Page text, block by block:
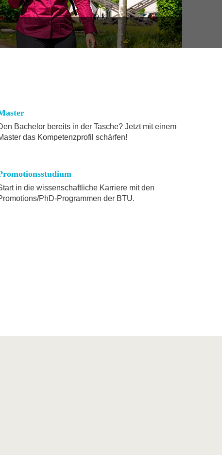
Bachelor bereits in der Tasche? Jetzt mit einem
das Kompetenzprofil schärfen!
in die wissenschaftliche Karriere mit den
PhD-Programmen der BTU.